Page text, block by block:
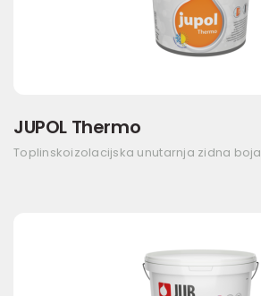
JUPOL Thermo
Toplinskoizolacijska unutarnja zidna boja